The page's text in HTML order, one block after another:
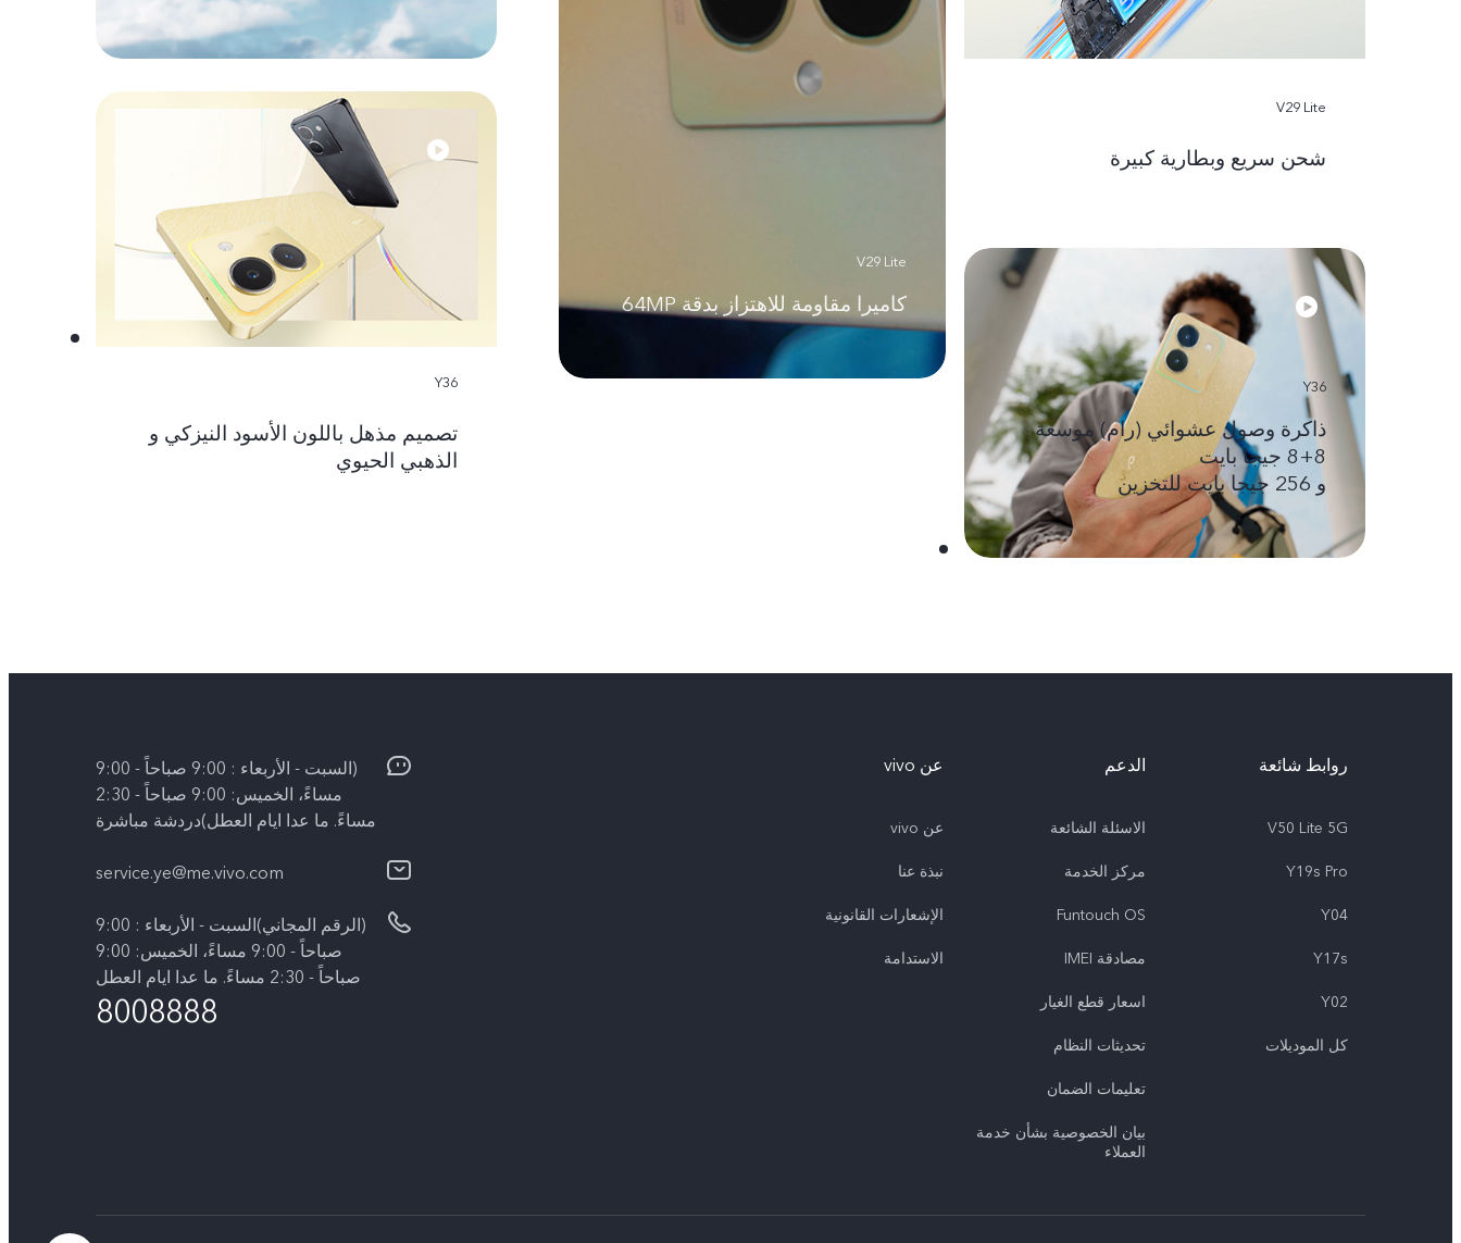
V29 Lite
كاميرا مقاومة للاهتزاز بدقة ‎64MP
V29 Lite
شحن سريع وبطارية كبيرة
Y36
تصميم مذهل باللون الأسود النيزكي و
الذهبي الحيوي
Y36
ذاكرة وصول عشوائي (رام) موسعة
8+8 جيجا بايت
و 256 جيجا بايت للتخزين
روابط شائعة
V50 Lite 5G
Y19s Pro
Y04
Y17s
Y02
كل الموديلات
الدعم
الاسئلة الشائعة
مركز الخدمة
Funtouch OS
مصادقة IMEI
اسعار قطع الغيار
تحديثات النظام
تعلیمات الضمان
بيان الخصوصية بشأن خدمة
العملاء
عن vivo
عن vivo
نبذة عنا
الإشعارات القانونية
الاستدامة
(السبت - الأربعاء : 9:00 صباحاً - 9:00
مساءً، الخميس: 9:00 صباحاً - 2:30
مساءً. ما عدا ايام العطل)دردشة مباشرة
service.ye@me.vivo.com
(الرقم المجاني)السبت - الأربعاء : 9:00
صباحاً - 9:00 مساءً، الخميس: 9:00
صباحاً - 2:30 مساءً. ما عدا ايام العطل
8008888